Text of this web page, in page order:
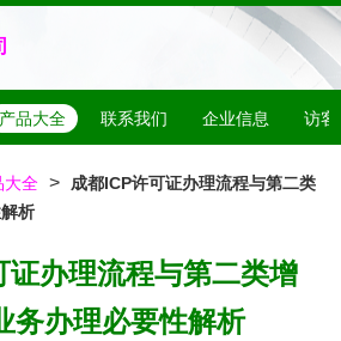
产品大全 联系我们 企业信息 访客
大全 >
成都ICP许可证办理流程与第二类
析
证办理流程与第二类增
务办理必要性解析